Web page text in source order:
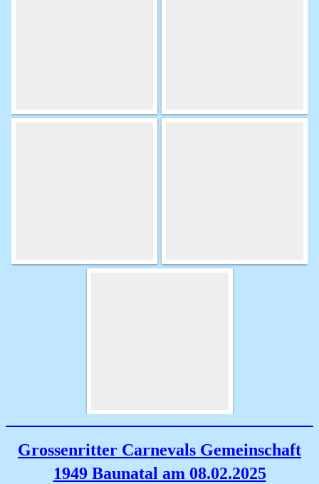
Grossenritter Carnevals Gemeinschaft
1949 Baunatal am 08.02.2025